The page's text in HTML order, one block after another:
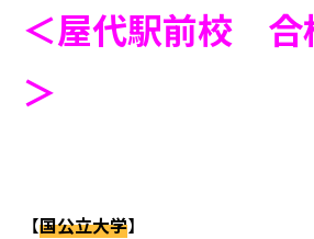
＜屋代駅前校 合
＞
【国公立大学】